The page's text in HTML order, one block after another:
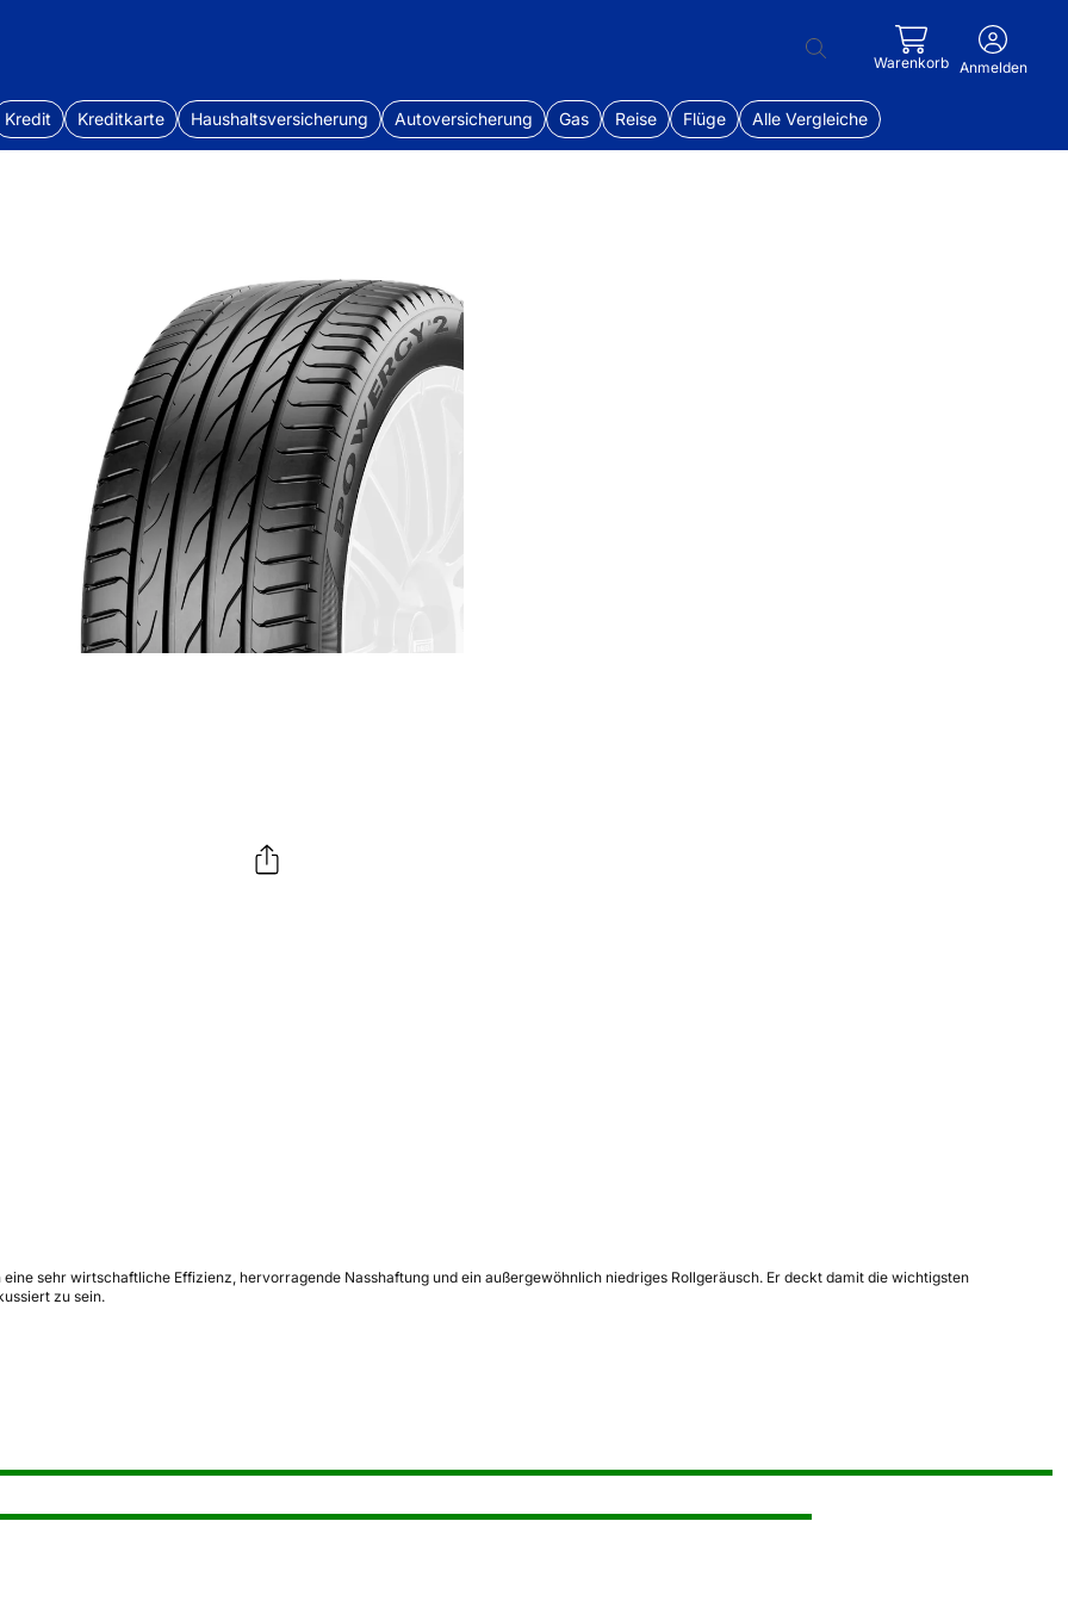
Warenkorb Anmelden
Kredit Kreditkarte Haushaltsversicherung Autoversicherung Gas Reise Flüge Alle Vergleiche
sehr wirtschaftliche Effizienz, hervorragende Nasshaftung und ein außergewöhnlich niedriges Rollgeräusch. Er deckt damit die wichtigsten
zu sein.